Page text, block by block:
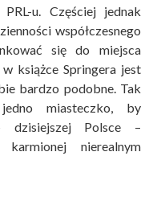
u. Częściej jednak
współczesnego
się do miejsca
książce Springera jest
bardzo podobne. Tak
miasteczko, by
dzisiejszej Polsce –
nierealnym